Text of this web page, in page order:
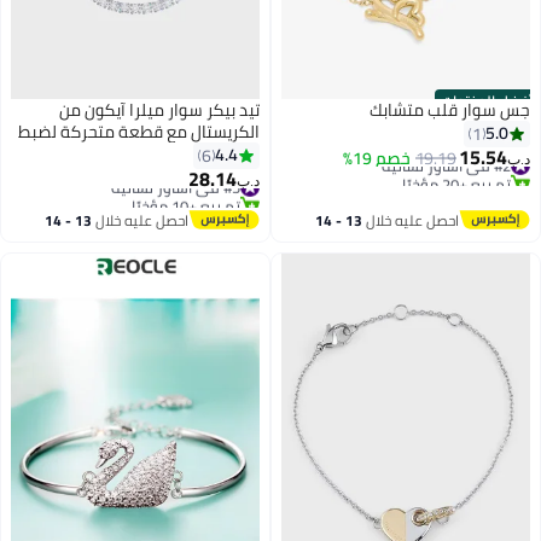
أفضل المنتجات
جس سوار قلب متشابك
5.0
1
د.ب‏15.54
19.19خصم 19% #2 في أساور نسائية
تم بيع +20 مؤخرًا
#2 في أساور نسائية
احصل عليه خلال 13 - 14
تيد بيكر سوار ميلرا آيكون من
الكريستال مع قطعة متحركة لضبط
المقاس
4.4
6
د.ب‏28.14
#5 في أساور نسائية
تم بيع +10 مؤخرًا
#5 في أساور نسائية احصل عليه خلال 13 - 14